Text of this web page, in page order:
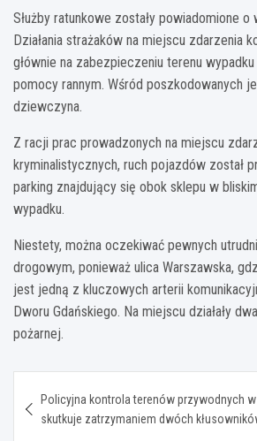
Służby ratunkowe zostały powiadomione o
Działania strażaków na miejscu zdarzenia
głównie na zabezpieczeniu terenu
pomocy rannym. Wśród poszkodowanych
dziewczyna.
Z racji prac prowadzonych na miejscu
kryminalistycznych, ruch pojazdów został
parking znajdujący się obok sklepu w
wypadku.
Niestety, można oczekiwać pewnych
drogowym, ponieważ ulica Warszawska,
jest jedną z kluczowych arterii
Dworu Gdańskiego. Na miejscu działały
pożarnej.
wpisu
Policyjna kontrola terenów przywodnych
skutkuje zatrzymaniem dwóch